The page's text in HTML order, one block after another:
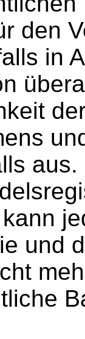
den
in
und